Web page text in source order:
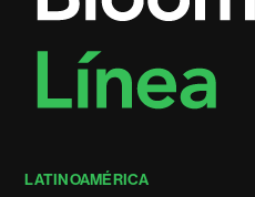
LATINOAMÉRICA